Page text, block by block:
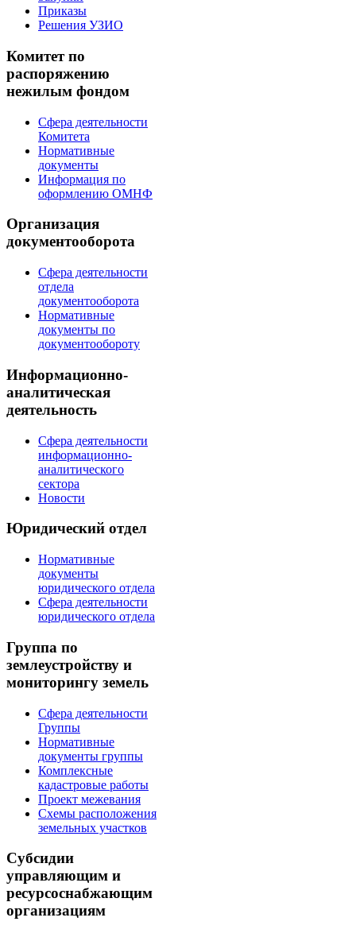
Приказы
Решения УЗИО
Комитет по
распоряжению
нежилым фондом
Сфера деятельности
Комитета
Нормативные
документы
Информация по
оформлению ОМНФ
Организация
документооборота
Сфера деятельности
отдела
документооборота
Нормативные
документы по
документообороту
Информационно-
аналитическая
деятельность
Сфера деятельности
информационно-
аналитического
сектора
Новости
Юридический отдел
Нормативные
документы
юридического отдела
Сфера деятельности
юридического отдела
Группа по
землеустройству и
мониторингу земель
Сфера деятельности
Группы
Нормативные
документы группы
Комплексные
кадастровые работы
Проект межевания
Схемы расположения
земельных участков
Субсидии
управляющим и
ресурсоснабжающим
организациям